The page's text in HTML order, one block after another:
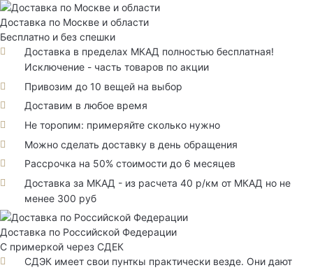
Доставка по Москве и области
Бесплатно и без спешки
Доставка в пределах МКАД полностью бесплатная!
Исключение - часть товаров по акции
Привозим до 10 вещей на выбор
Доставим в любое время
Не торопим: примеряйте сколько нужно
Можно сделать доставку в день обращения
Рассрочка на 50% стоимости до 6 месяцев
Доставка за МКАД - из расчета 40 р/км от МКАД но не
менее 300 руб
Доставка по Российской Федерации
С примеркой через СДЕК
СДЭК имеет свои пунткы практически везде. Они дают